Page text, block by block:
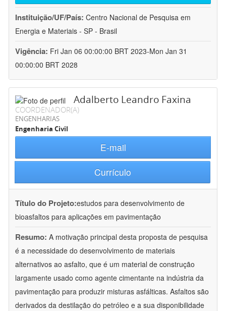
Instituição/UF/País: Centro Nacional de Pesquisa em
Energia e Materiais - SP - Brasil
Vigência: Fri Jan 06 00:00:00 BRT 2023-Mon Jan 31
00:00:00 BRT 2028
Adalberto Leandro Faxina
COORDENADOR(A)
ENGENHARIAS
Engenharia Civil
E-mail
Currículo
Título do Projeto:estudos para desenvolvimento de
bioasfaltos para aplicações em pavimentação
Resumo: A motivação principal desta proposta de pesquisa
é a necessidade do desenvolvimento de materiais
alternativos ao asfalto, que é um material de construção
largamente usado como agente cimentante na indústria da
pavimentação para produzir misturas asfálticas. Asfaltos são
derivados da destilação do petróleo e a sua disponibilidade